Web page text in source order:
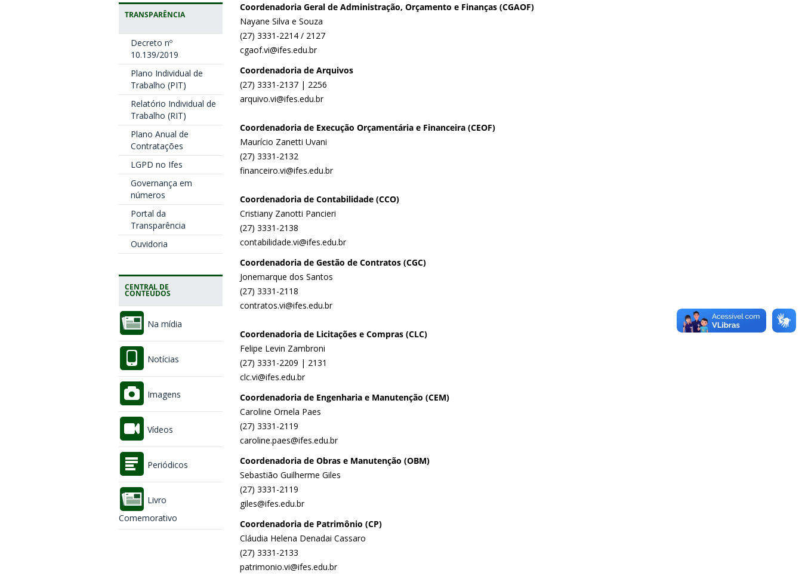
TRANSPARÊNCIA
Decreto nº
10.139/2019
Plano Individual de
Trabalho (PIT)
Relatório Individual de
Trabalho (RIT)
Plano Anual de
Contratações
LGPD no Ifes
Governança em
números
Portal da
Transparência
Ouvidoria
CENTRAL DE
CONTEÚDOS
Na mídia
Notícias
Imagens
Vídeos
Periódicos
Livro
Comemorativo
Coordenadoria Geral de Administração, Orçamento e Finanças (CGAOF)
Nayane Silva e Souza
(27) 3331-2214 / 2127
cgaof.vi@ifes.edu.br
Coordenadoria de Arquivos
(27) 3331-2137 | 2256
arquivo.vi@ifes.edu.br
Coordenadoria de Execução Orçamentária e Financeira (CEOF)
Maurício Zanetti Uvani
(27) 3331-2132
financeiro.vi@ifes.edu.br
Coordenadoria de Contabilidade (CCO)
Cristiany Zanotti Pancieri
(27) 3331-2138
contabilidade.vi@ifes.edu.br
Coordenadoria de Gestão de Contratos (CGC)
Jonemarque dos Santos
(27) 3331-2118
contratos.vi@ifes.edu.br
Coordenadoria de Licitações e Compras (CLC)
Felipe Levin Zambroni
(27) 3331-2209 | 2131
clc.vi@ifes.edu.br
Coordenadoria de Engenharia e Manutenção (CEM)
Caroline Ornela Paes
(27) 3331-2119
caroline.paes@ifes.edu.br
Coordenadoria de Obras e Manutenção (OBM)
Sebastião Guilherme Giles
(27) 3331-2119
giles@ifes.edu.br
Coordenadoria de Patrimônio (CP)
Cláudia Helena Denadai Cassaro
(27) 3331-2133
patrimonio.vi@ifes.edu.br